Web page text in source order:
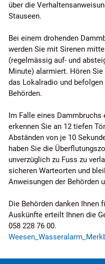
über die
Stauseen.
Bei einem drohenden
werden Sie mit Sirenen
(regelmässig auf- und
Minute) alarmiert. Hören
das Lokalradio und
Behörden.
Im Falle eines
erkennen Sie an 12 tiefen
Abständen von je 10
haben Sie die
unverzüglich zu Fuss zu
sicheren Warteorten und
Anweisungen der Behörden
Die Behörden danken Ihnen
Auskünfte erteilt Ihnen die
058 228 76 00.